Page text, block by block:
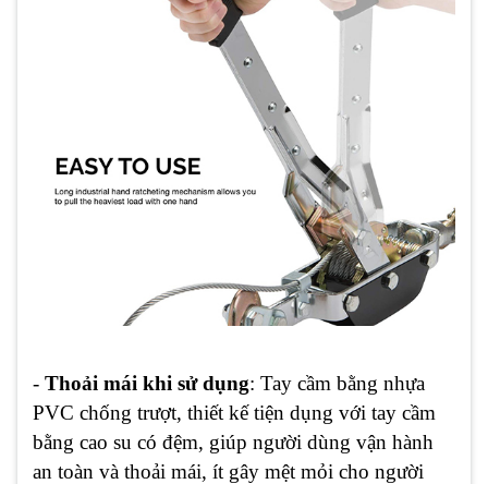
- Thoải mái khi sử dụng: Tay cầm bằng nhựa
PVC chống trượt, thiết kế tiện dụng với tay cầm
bằng cao su có đệm, giúp người dùng vận hành
an toàn và thoải mái, ít gây mệt mỏi cho người